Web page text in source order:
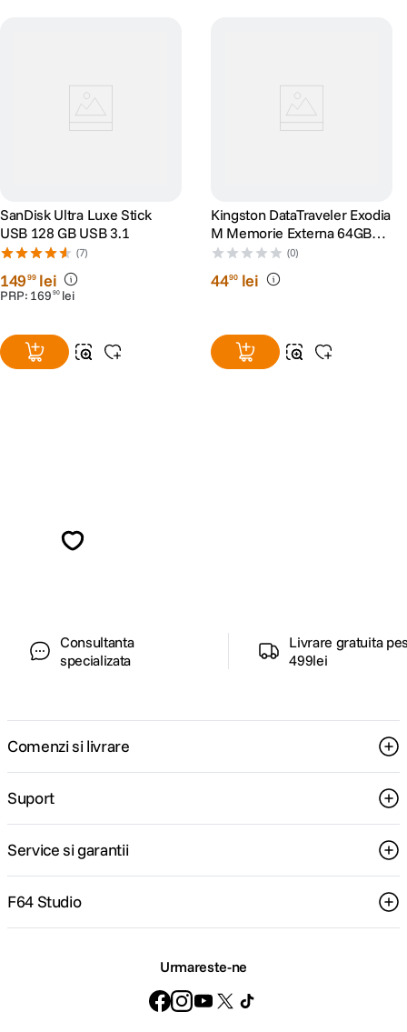
SanDisk Ultra Luxe Stick
USB 128 GB USB 3.1
(7)
14999 lei
PRP: 169 90 lei
Kingston DataTraveler Exodia
M Memorie Externa 64GB
USB 3.2
(0)
4490 lei
Consultanta
specializata
Livrare gratuita
499lei
Comenzi si livrare
Suport
Service si garantii
F64 Studio
Urmareste-ne